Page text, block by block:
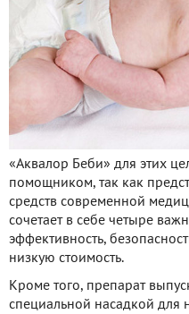
«Аквалор Беби» для этих
помощником, так как
средств современной
сочетает в себе четыре
эффективность,
низкую стоимость.
Кроме того, препарат
специальной насадкой